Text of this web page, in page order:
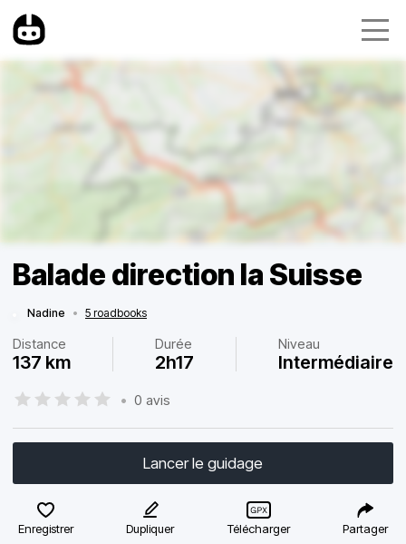
Balade direction la Suisse
Nadine • 5 roadbooks
Distance
137 km
Durée
2h17
Niveau
Intermédiaire
• 0 avis
Lancer le guidage
Enregistrer Dupliquer Télécharger Partager